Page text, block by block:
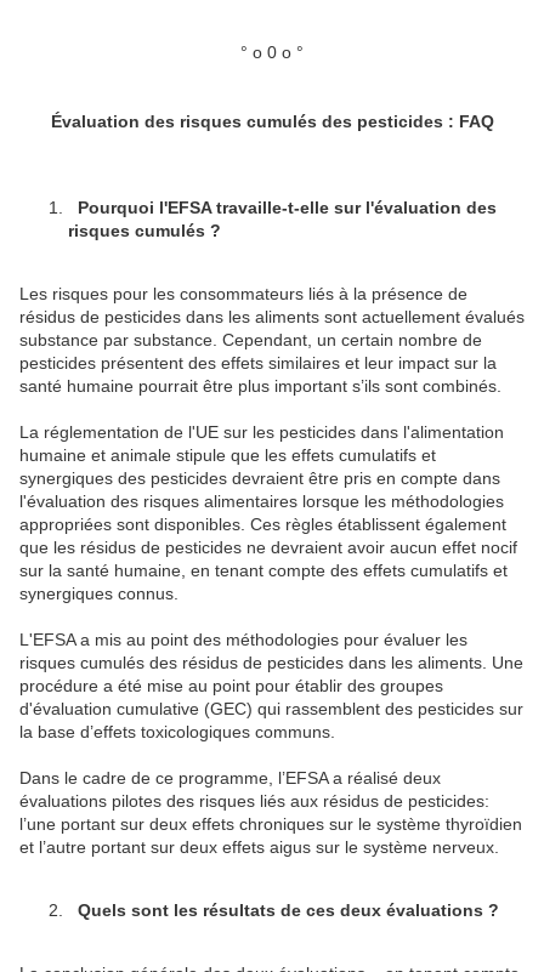
° o 0 o °
Évaluation des risques cumulés des pesticides : FAQ
Pourquoi l'EFSA travaille-t-elle sur l'évaluation des
risques cumulés ?
Les risques pour les consommateurs liés à la présence de
résidus de pesticides dans les aliments sont actuellement évalués
substance par substance. Cependant, un certain nombre de
pesticides présentent des effets similaires et leur impact sur la
santé humaine pourrait être plus important s’ils sont combinés.
La réglementation de l'UE sur les pesticides dans l'alimentation
humaine et animale stipule que les effets cumulatifs et
synergiques des pesticides devraient être pris en compte dans
l'évaluation des risques alimentaires lorsque les méthodologies
appropriées sont disponibles. Ces règles établissent également
que les résidus de pesticides ne devraient avoir aucun effet nocif
sur la santé humaine, en tenant compte des effets cumulatifs et
synergiques connus.
L'EFSA a mis au point des méthodologies pour évaluer les
risques cumulés des résidus de pesticides dans les aliments. Une
procédure a été mise au point pour établir des groupes
d'évaluation cumulative (GEC) qui rassemblent des pesticides sur
la base d’effets toxicologiques communs.
Dans le cadre de ce programme, l’EFSA a réalisé deux
évaluations pilotes des risques liés aux résidus de pesticides:
l’une portant sur deux effets chroniques sur le système thyroïdien
et l’autre portant sur deux effets aigus sur le système nerveux.
Quels sont les résultats de ces deux évaluations ?